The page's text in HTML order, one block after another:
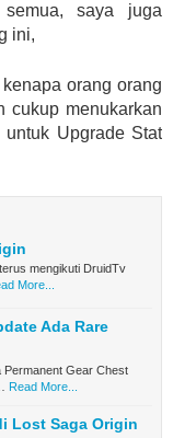
saya juga
ini,
orang orang
cukup menukarkan
Upgrade Stat
mengikuti DruidTv
More...
Ada Rare
Permanent Gear Chest
Read More...
Lost Saga Origin